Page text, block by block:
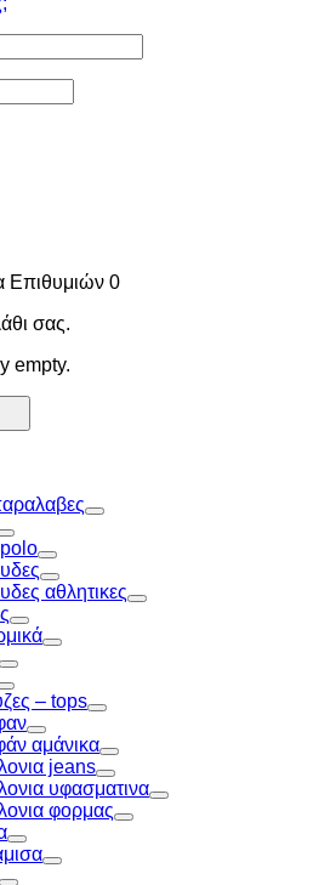
Επιθυμιών 0
σας.
empty.
Toggle
Toggle
Toggle
Toggle
αθλητικες
Toggle
Toggle
Toggle
Toggle
Toggle– tops
Toggle
Toggle
αμάνικα
Toggle
jeans
Toggle
υφασματινα
Toggle
φορμας
Toggle
Toggle
Toggle